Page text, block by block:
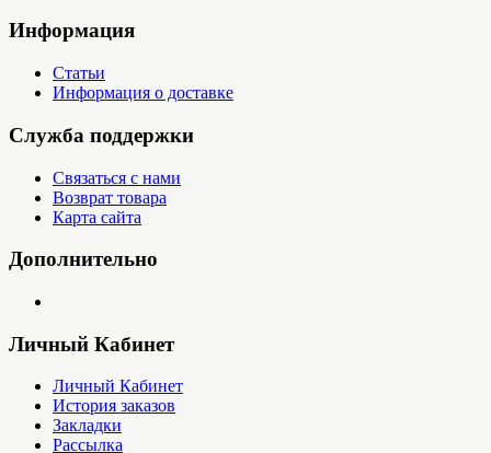
Информация
Статьи
Информация о доставке
Служба поддержки
Связаться с нами
Возврат товара
Карта сайта
Дополнительно
Личный Кабинет
Личный Кабинет
История заказов
Закладки
Рассылка